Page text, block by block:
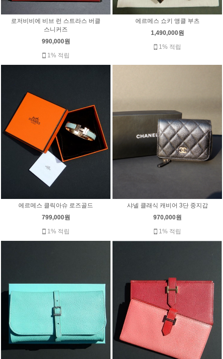
로저비비에 비브 런 스트라스 버클
스니커즈
990,000원
1% 적립
에르메스 쇼키 앵클 부츠
1,490,000원
1% 적립
에르메스 클릭아슈 로즈골드
799,000원
1% 적립
샤넬 클래식 캐비어 3단 중지갑
970,000원
1% 적립